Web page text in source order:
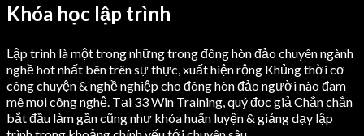
Khóa học lập trình
Lập trình là một trong những trong đông hòn đảo chuyên ngành
nghề hot nhất bên trên sự thực, xuất hiện rộng Khủng thời cơ
công chuyện & nghề nghiệp cho đông hòn đảo người nào đam
mê mọi công nghệ. Tại 33 Win Training, quý đọc giả Chắn chắn
bắt đầu làm gần cũng như khóa huấn luyện & giảng dạy lập